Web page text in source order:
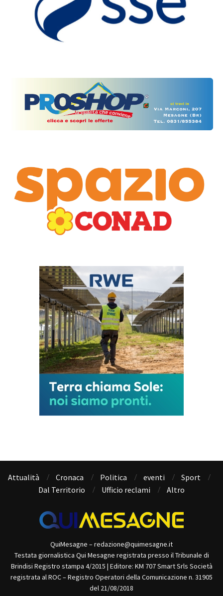
Attualità Cronaca Politica eventi
Sport
Dal Territorio
Ufficio reclami Altro
QuiMesagne – redazione@quimesagne.it
Testata giornalistica Qui Mesagne registrata presso il Tribunale di
Brindisi Registro stampa 4/2015 | Editore: KM 707 Smart Srls Società
registrata al ROC – Registro Operatori della Comunicazione n. 31905
del 21/08/2018